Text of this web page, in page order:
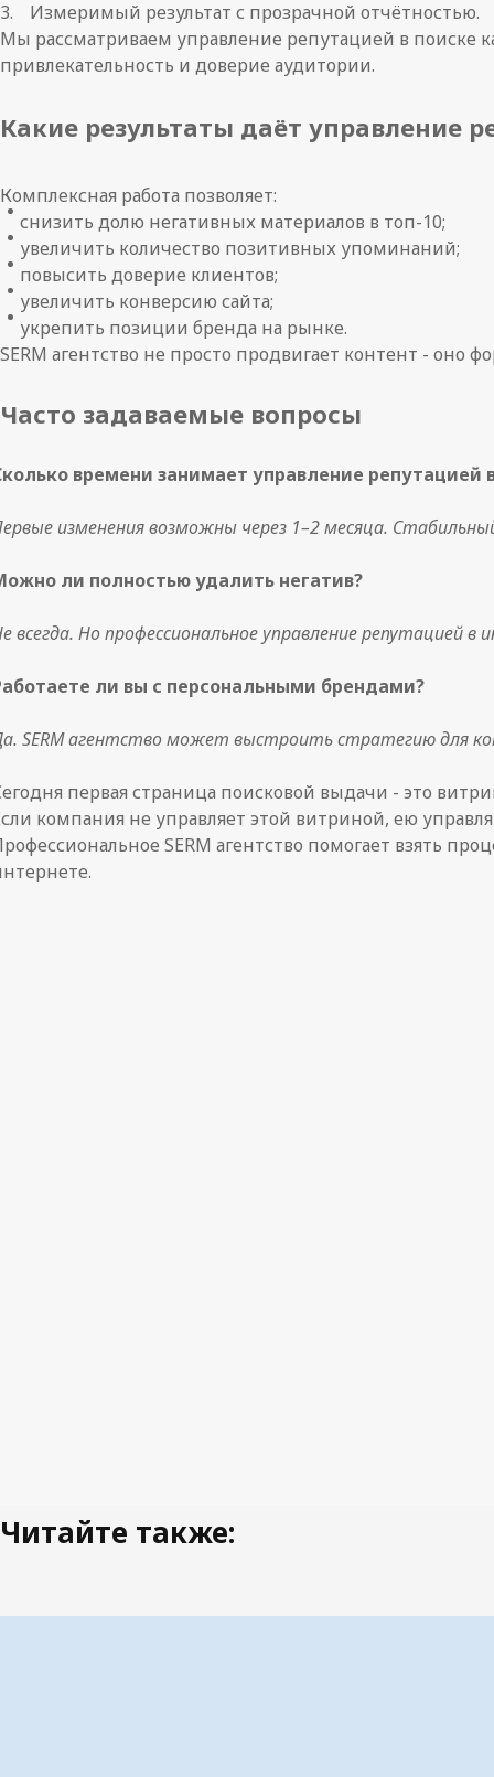
времени занимает управление репутацией
изменения возможны через 1–2 месяца.
ли полностью удалить негатив?
всегда. Но профессиональное управление репутацией
ли вы с персональными брендами?
SERM агентство может выстроить стратегию для
первая страница поисковой выдачи - это
компания не управляет этой витриной, ею
SERM агентство помогает взять
Часто задаваемые вопросы
Комплексная работа позволяет:
снизить долю негативных материалов в топ-10;
увеличить количество позитивных упоминаний;
повысить доверие клиентов;
увеличить конверсию сайта;
укрепить позиции бренда на рынке.
SERM агентство не просто продвигает контент -
Какие результаты даёт управление
Измеримый результат с прозрачной отчётностью.
Мы рассматриваем управление репутацией в поиске
привлекательность и доверие аудитории.
Читайте также: